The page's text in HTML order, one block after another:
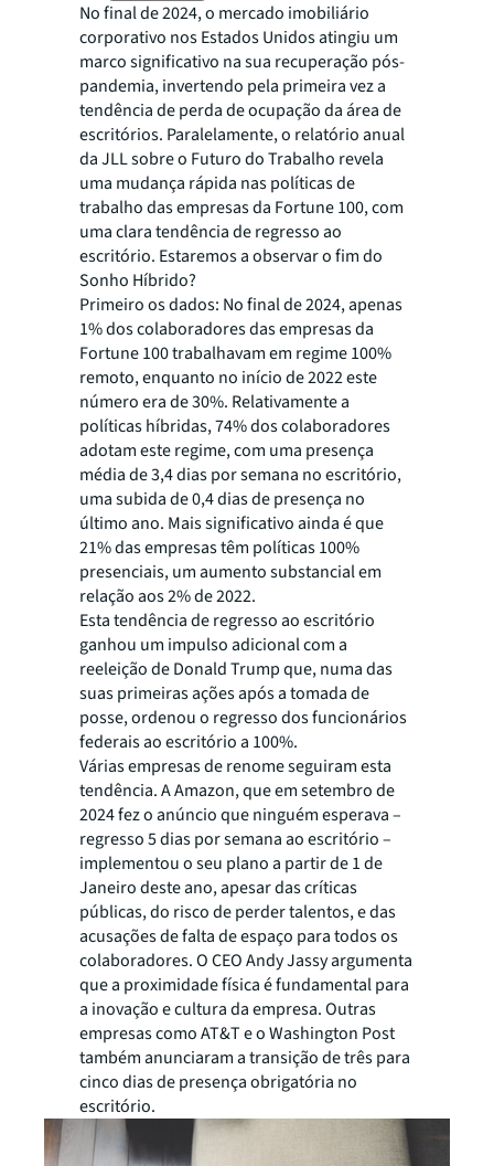
No final de 2024, o mercado imobiliário
corporativo nos Estados Unidos atingiu um
marco significativo na sua recuperação pós-
pandemia, invertendo pela primeira vez a
tendência de perda de ocupação da área de
escritórios. Paralelamente, o relatório anual
da JLL sobre o Futuro do Trabalho revela
uma mudança rápida nas políticas de
trabalho das empresas da Fortune 100, com
uma clara tendência de regresso ao
escritório. Estaremos a observar o fim do
Sonho Híbrido?
Primeiro os dados: No final de 2024, apenas
1% dos colaboradores das empresas da
Fortune 100 trabalhavam em regime 100%
remoto, enquanto no início de 2022 este
número era de 30%. Relativamente a
políticas híbridas, 74% dos colaboradores
adotam este regime, com uma presença
média de 3,4 dias por semana no escritório,
uma subida de 0,4 dias de presença no
último ano. Mais significativo ainda é que
21% das empresas têm políticas 100%
presenciais, um aumento substancial em
relação aos 2% de 2022.
Esta tendência de regresso ao escritório
ganhou um impulso adicional com a
reeleição de Donald Trump que, numa das
suas primeiras ações após a tomada de
posse, ordenou o regresso dos funcionários
federais ao escritório a 100%.
Várias empresas de renome seguiram esta
tendência. A Amazon, que em setembro de
2024 fez o anúncio que ninguém esperava –
regresso 5 dias por semana ao escritório –
implementou o seu plano a partir de 1 de
Janeiro deste ano, apesar das críticas
públicas, do risco de perder talentos, e das
acusações de falta de espaço para todos os
colaboradores. O CEO Andy Jassy argumenta
que a proximidade física é fundamental para
a inovação e cultura da empresa. Outras
empresas como AT&T e o Washington Post
também anunciaram a transição de três para
cinco dias de presença obrigatória no
escritório.